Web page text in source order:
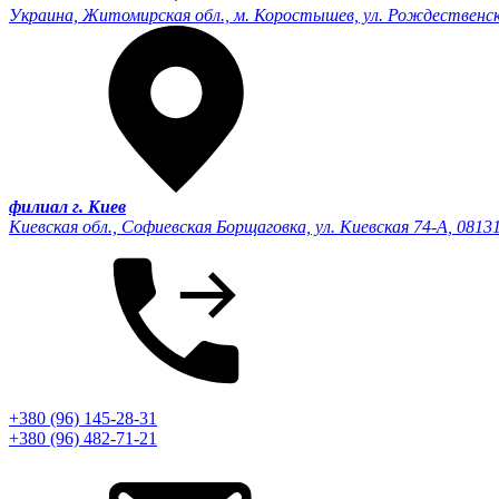
Украина, Житомирская обл., м. Коростышев, ул.
филиал г. Киев
Киевская обл., Софиевская Борщаговка, ул. Киевская 74-А, 08131
+380 (96) 145-28-31
+380 (96) 482-71-21